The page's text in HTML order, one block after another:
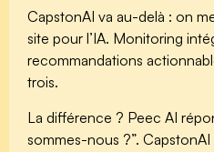
CapstonAI va au-delà : on
site pour l’IA. Monitoring
recommandations
trois.
La différence ? Peec AI
sommes-nous ?”.